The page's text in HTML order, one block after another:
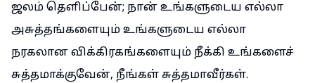
ஜலம் தெளிப்பேன்; நான் உங்களுடைய எல்லா
அசுத்தங்களையும் உங்களுடைய எல்லா
நரகலான விக்கிரகங்களையும் நீக்கி உங்களைச்
சுத்தமாக்குவேன், நீங்கள் சுத்தமாவீர்கள்.